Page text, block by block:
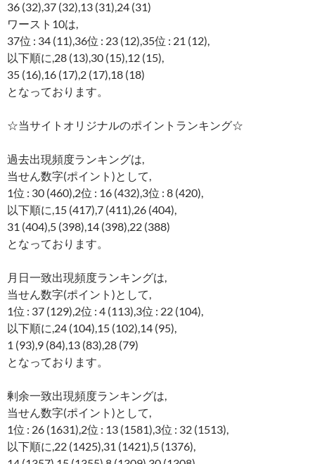
36 (32),37 (32),13 (31),24 (31)
ワースト10は,
37位 : 34 (11),36位 : 23 (12),35位 : 21 (12),
以下順に,28 (13),30 (15),12 (15),
35 (16),16 (17),2 (17),18 (18)
となっております。
☆当サイトオリジナルのポイントランキング☆
過去出現頻度ランキングは,
当せん数字(ポイント)として,
1位 : 30 (460),2位 : 16 (432),3位 : 8 (420),
以下順に,15 (417),7 (411),26 (404),
31 (404),5 (398),14 (398),22 (388)
となっております。
月日一致出現頻度ランキングは,
当せん数字(ポイント)として,
1位 : 37 (129),2位 : 4 (113),3位 : 22 (104),
以下順に,24 (104),15 (102),14 (95),
1 (93),9 (84),13 (83),28 (79)
となっております。
剰余一致出現頻度ランキングは,
当せん数字(ポイント)として,
1位 : 26 (1631),2位 : 13 (1581),3位 : 32 (1513),
以下順に,22 (1425),31 (1421),5 (1376),